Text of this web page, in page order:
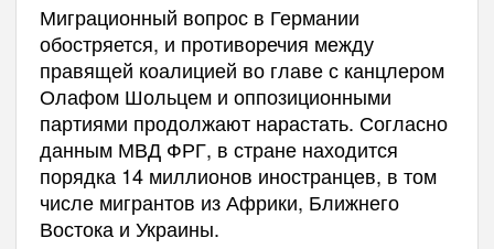
Миграционный вопрос в Германии
обостряется, и противоречия между
правящей коалицией во главе с канцлером
Олафом Шольцем и оппозиционными
партиями продолжают нарастать. Согласно
данным МВД ФРГ, в стране находится
порядка 14 миллионов иностранцев, в том
числе мигрантов из Африки, Ближнего
Востока и Украины.